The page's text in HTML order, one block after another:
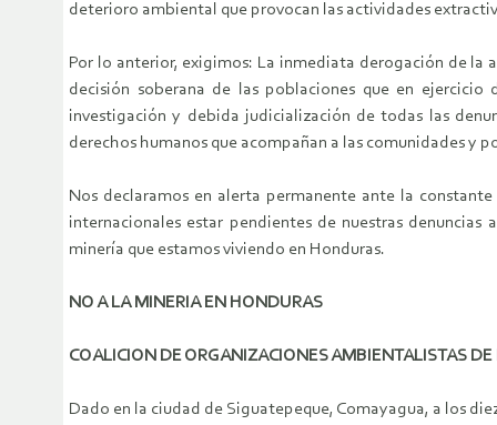
deterioro ambiental que provocan las actividades
Por lo anterior, exigimos: La inmediata derogación de la
decisión soberana de las poblaciones que en
investigación y debida judicialización de todas las
derechos humanos que acompañan a las comunidades y
Nos declaramos en alerta permanente ante la
internacionales estar pendientes de nuestras
minería que estamos viviendo en Honduras.
NO A LA MINERIA EN HONDURAS
COALICION DE ORGANIZACIONES AMBIENTALISTAS
Dado en la ciudad de Siguatepeque, Comayagua, a los